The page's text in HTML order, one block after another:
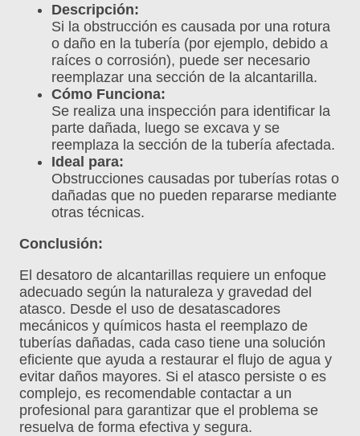
Descripción:
Si la obstrucción es causada por una rotura
o daño en la tubería (por ejemplo, debido a
raíces o corrosión), puede ser necesario
reemplazar una sección de la alcantarilla.
Cómo Funciona:
Se realiza una inspección para identificar la
parte dañada, luego se excava y se
reemplaza la sección de la tubería afectada.
Ideal para:
Obstrucciones causadas por tuberías rotas o
dañadas que no pueden repararse mediante
otras técnicas.
Conclusión:
El desatoro de alcantarillas requiere un enfoque
adecuado según la naturaleza y gravedad del
atasco. Desde el uso de desatascadores
mecánicos y químicos hasta el reemplazo de
tuberías dañadas, cada caso tiene una solución
eficiente que ayuda a restaurar el flujo de agua y
evitar daños mayores. Si el atasco persiste o es
complejo, es recomendable contactar a un
profesional para garantizar que el problema se
resuelva de forma efectiva y segura.